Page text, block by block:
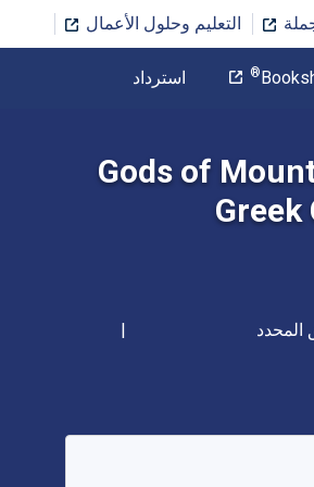
التعليم وحلول الأعمال
® استرداد
Gods of
Greek
المحدد